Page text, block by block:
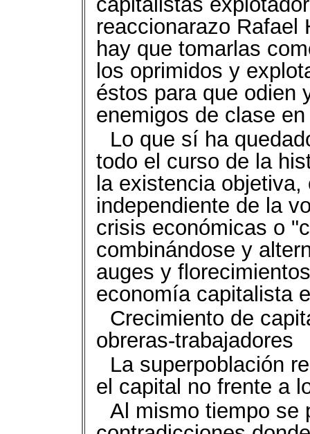
reaccionarazo Rafael
hay que tomarlas
los oprimidos y
éstos para que odien
enemigos de clase
Lo que sí ha
todo el curso de la
la existencia
independiente de la
crisis económicas o
combinándose y
auges y
economía capitalista
Crecimiento de
obreras-trabajadores
La superpoblación
el capital no frente a
Al mismo tiempo se